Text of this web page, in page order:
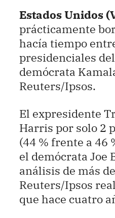
Estados Unidos
prácticamente
hacía tiempo
presidenciales
demócrata
Reuters/Ipsos.
El expresidente
Harris por solo 2
(44 % frente a 46
el demócrata Joe
análisis de más
Reuters/Ipsos
que hace cuatro